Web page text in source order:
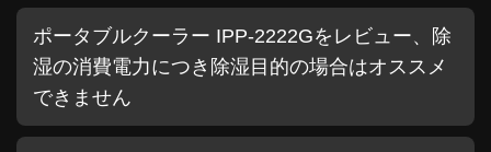
ポータブルクーラー IPP-2222Gをレビュー、除
湿の消費電力につき除湿目的の場合はオススメ
できません